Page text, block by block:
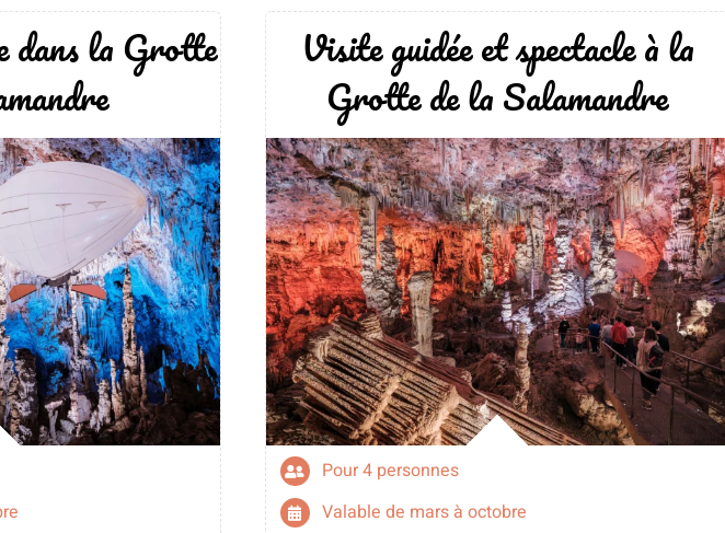
dans la Grotte
Visite guidée et spectacle à la
Grotte de la Salamandre
Pour 4 personnes
Valable de mars à octobre